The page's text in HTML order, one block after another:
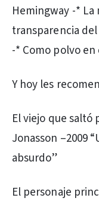
Hemingway -*
transparencia
-* Como polvo
Y hoy les
El viejo que saltó
Jonasson –2009
absurdo”
El personaje